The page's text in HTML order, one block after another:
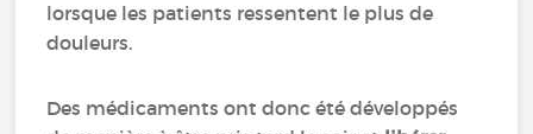
lorsque les patients ressentent le plus de
douleurs.
Des médicaments ont donc été développés